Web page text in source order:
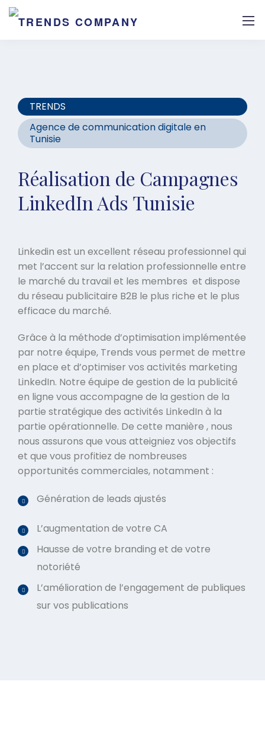
TRENDS
Agence de communication digitale en
Tunisie
Réalisation de Campagnes
LinkedIn Ads Tunisie
Linkedin est un excellent réseau professionnel qui
met l’accent sur la relation professionnelle entre
le marché du travail et les membres et dispose
du réseau publicitaire B2B le plus riche et le plus
efficace du marché.
Grâce à la méthode d’optimisation implémentée
par notre équipe, Trends vous permet de mettre
en place et d’optimiser vos activités marketing
LinkedIn. Notre équipe de gestion de la publicité
en ligne vous accompagne de la gestion de la
partie stratégique des activités LinkedIn à la
partie opérationnelle. De cette manière , nous
nous assurons que vous atteigniez vos objectifs
et que vous profitiez de nombreuses
opportunités commerciales, notamment :
Génération de leads ajustés
L’augmentation de votre CA
Hausse de votre branding et de votre
notoriété
L’amélioration de l’engagement de publiques
sur vos publications